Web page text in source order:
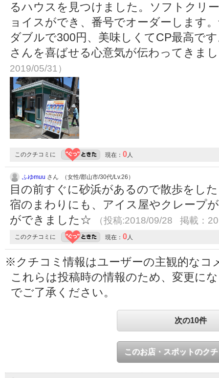
るハウスを見つけました。ソフトクリ
ョイスができ、番号でオーダーします
ダブルで300円、美味しくてCP最高で
さんを喜ばせる心意気が伝わってきま
2019/05/31）
このクチコミに 現在： 0人
ふゆmuu さん （女性/郡山市/30代/Lv.26）
目の前すぐに砂浜があるので散歩をし
宿のまわりにも、アイス屋やクレープ
ができました☆
（投稿:2018/09/28 掲載：
このクチコミに 現在： 0人
※クチコミ情報はユーザーの主観的なコ
これらは投稿時の情報のため、変更に
でご了承ください。
次の10件
このお店・スポットのク